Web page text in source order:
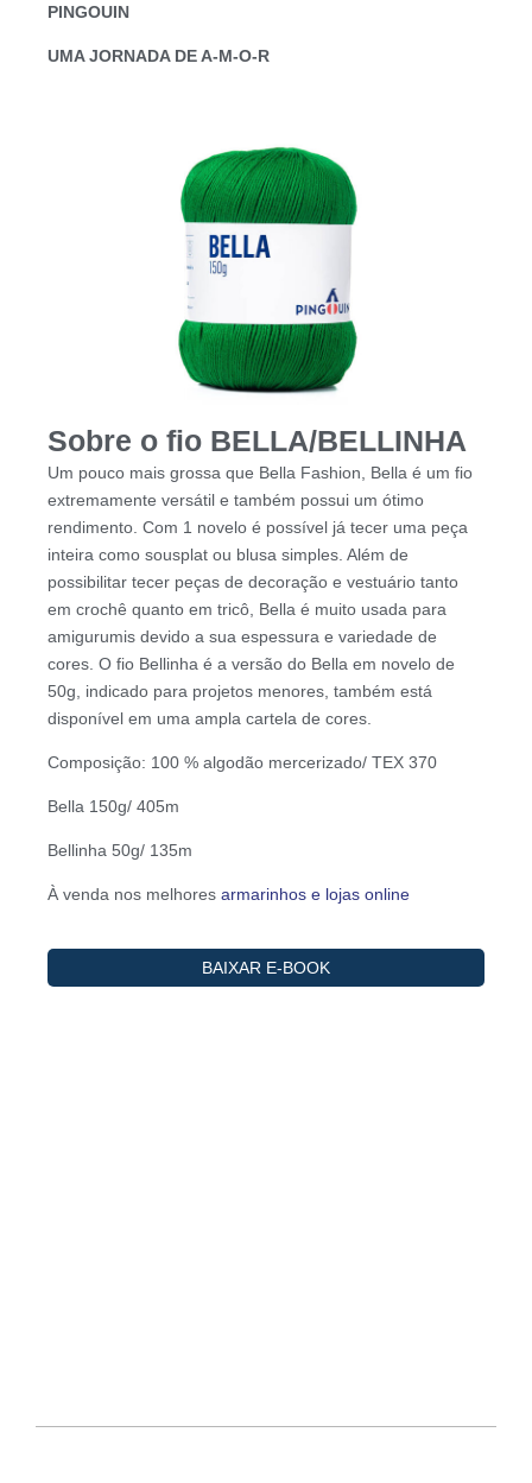
PINGOUIN
UMA JORNADA DE A-M-O-R
Sobre o fio BELLA/BELLINHA
Um pouco mais grossa que Bella Fashion, Bella é um fio
extremamente versátil e também possui um ótimo
rendimento. Com 1 novelo é possível já tecer uma peça
inteira como sousplat ou blusa simples. Além de
possibilitar tecer peças de decoração e vestuário tanto
em crochê quanto em tricô, Bella é muito usada para
amigurumis devido a sua espessura e variedade de
cores. O fio Bellinha é a versão do Bella em novelo de
50g, indicado para projetos menores, também está
disponível em uma ampla cartela de cores.
Composição: 100 % algodão mercerizado/ TEX 370
Bella 150g/ 405m
Bellinha 50g/ 135m
À venda nos melhores armarinhos e lojas online